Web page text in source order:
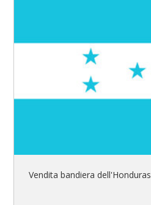
Vendita bandiera dell'Honduras